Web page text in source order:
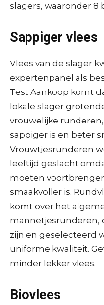
slagers, waaronder 8
Sappiger vlees
Vlees van de slager
expertenpanel als
Test Aankoop komt
lokale slager
vrouwelijke
sappiger is en beter
Vrouwtjesrunderen
leeftijd geslacht
moeten
smaakvoller is.
komt over het
mannetjesrunderen,
zijn en geselecteerd
uniforme kwaliteit.
minder lekker vlees.
Biovlees